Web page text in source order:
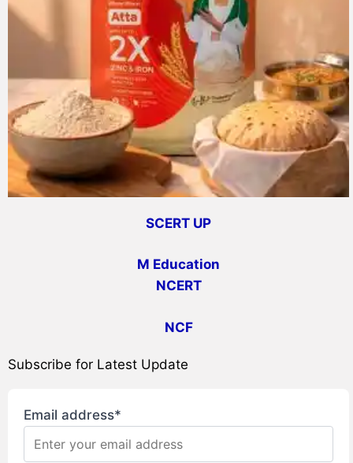
SCERT UP
M Education
NCERT
NCF
Subscribe for Latest Update
Email address*